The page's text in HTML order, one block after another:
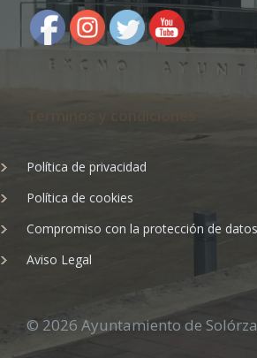
Política de privacidad
Política de cookies
Compromiso con la protección de
Aviso Legal
© 2026 Ayuntamiento de